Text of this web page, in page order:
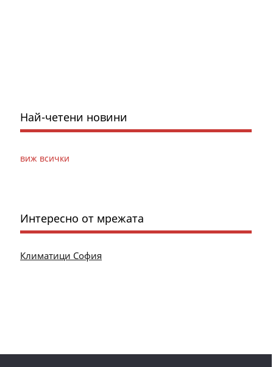
Най-четени новини
виж всички
Интересно от мрежата
Климатици София